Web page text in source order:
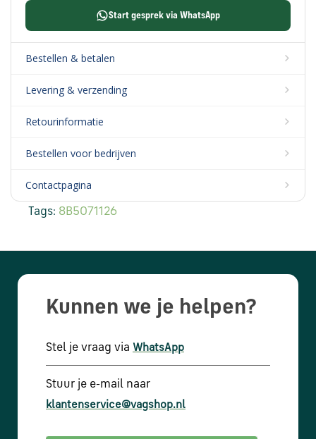
Start gesprek via WhatsApp
Bestellen & betalen
Levering & verzending
Retourinformatie
Bestellen voor bedrijven
Contactpagina
Tags: 8B5071126
Kunnen we je helpen?
Stel je vraag via WhatsApp
Stuur je e-mail naar
klantenservice@vagshop.nl